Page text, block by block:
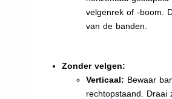
velgenrek of -boom.
van de banden.
Zonder velgen:
Verticaal: Bewaar
rechtopstaand. Draai